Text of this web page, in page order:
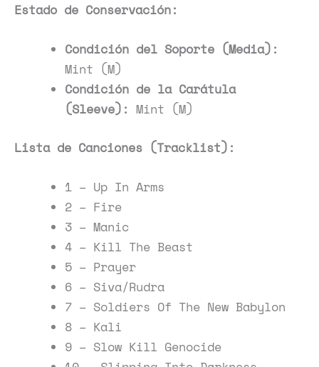
Estado de Conservación:
Condición del Soporte (Media):
Mint (M)
Condición de la Carátula
(Sleeve): Mint (M)
Lista de Canciones (Tracklist):
1 – Up In Arms
2 – Fire
3 – Manic
4 – Kill The Beast
5 – Prayer
6 – Siva/Rudra
7 – Soldiers Of The New Babylon
8 – Kali
9 – Slow Kill Genocide